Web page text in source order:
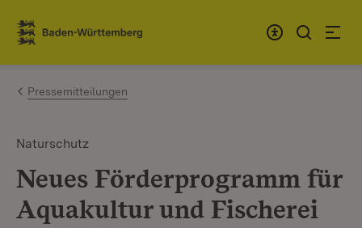
Zum Inhalt springen
Link zur Startseite
Pressemitteilungen
Naturschutz
Neues Förderprogramm für
Aquakultur und Fischerei